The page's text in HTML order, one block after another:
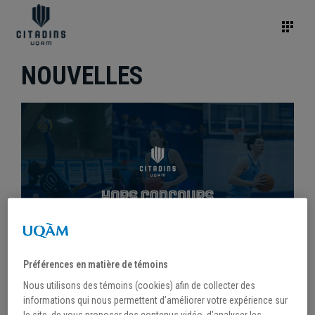
NOUVELLES
/18 septembre 2025
Préférences en matière de témoins
Nous utilisons des témoins (cookies) afin de collecter des
informations qui nous permettent d’améliorer votre expérience sur